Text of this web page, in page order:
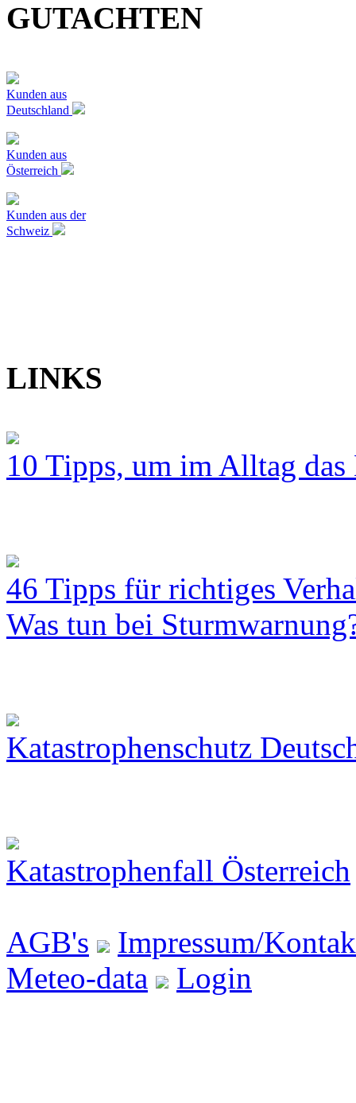
GUTACHTEN
Kunden aus
Deutschland
Kunden aus
Österreich
Kunden aus der
Schweiz
LINKS
10 Tipps, um im Alltag
46 Tipps für richtiges
Was tun bei
Katastrophenschutz
Katastrophenfall Österreich
AGB's
Impressum/
Meteo-data
Login